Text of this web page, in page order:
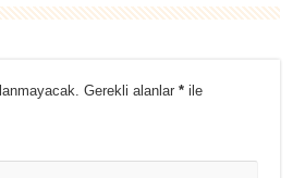
Gerekli alanlar* ile